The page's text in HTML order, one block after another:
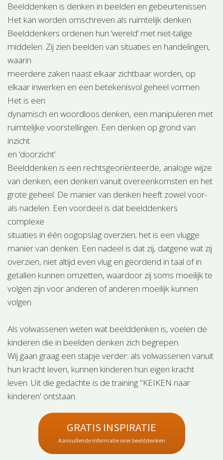
Beelddenken is denken in beelden en gebeurtenissen.
Het kan worden omschreven als ruimtelijk denken.
Beelddenkers ordenen hun ‘wereld’ met niet-talige
middelen. Zij zien beelden van situaties en handelingen,
waarin
meerdere zaken naast elkaar zichtbaar worden, op
elkaar inwerken en een betekenisvol geheel vormen.
Het is een
dynamisch en woordloos denken, een manipuleren met
ruimtelijke voorstellingen. Een denken op grond van
inzicht
en ‘doorzicht’.
Beelddenken is een rechtsgeoriënteerde, analoge wijze
van denken; een denken vanuit overeenkomsten en het
grote geheel. De manier van denken heeft zowel voor-
als nadelen. Een voordeel is dat beelddenkers
complexe
situaties in één oogopslag overzien; het is een vlugge
manier van denken. Een nadeel is dat zij, datgene wat zij
overzien, niet altijd even vlug en geordend in taal of in
getallen kunnen omzetten, waardoor zij soms moeilijk te
volgen zijn voor anderen of anderen moeilijk kunnen
volgen.
Als volwassenen weten wat beelddenken is, voelen de
kinderen die in beelden denken zich begrepen.
Wij gaan graag een stapje verder: als volwassenen vanuit
hun kracht leven, kunnen kinderen hun eigen kracht
leven. Uit die gedachte is de training "KEIKEN naar
kinderen' ontstaan.
GRATIS INSPIRATIE
Aanvullende informatie over beelddenken